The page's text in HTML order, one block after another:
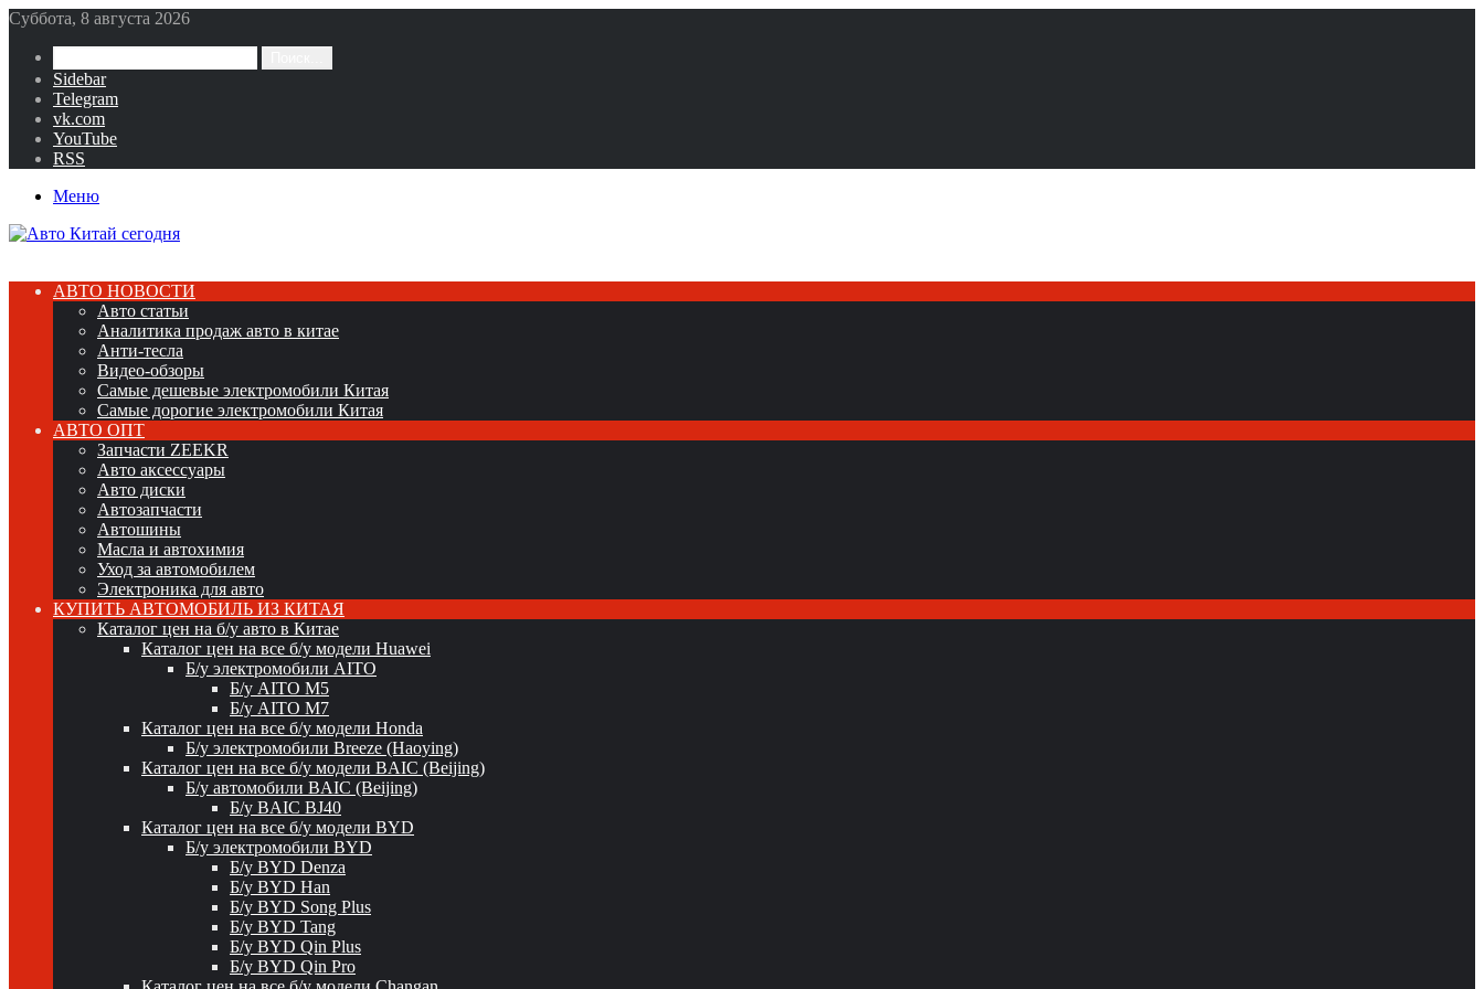
Суббота, 8 августа 2026
Sidebar
Telegram
vk.com
YouTube
RSS
Меню
АВТО НОВОСТИ
Авто статьи
Аналитика продаж авто в китае
Анти-тесла
Видео-обзоры
Самые дешевые электромобили Китая
Самые дорогие электромобили Китая
АВТО ОПТ
Запчасти ZEEKR
Авто аксессуары
Авто диски
Автозапчасти
Автошины
Масла и автохимия
Уход за автомобилем
Электроника для авто
КУПИТЬ АВТОМОБИЛЬ ИЗ КИТАЯ
Каталог цен на б/у авто в Китае
Каталог цен на все б/у модели Huawei
Б/у электромобили AITO
Б/у AITO M5
Б/у AITO M7
Каталог цен на все б/у модели Honda
Б/у электромобили Breeze (Haoying)
Каталог цен на все б/у модели BAIC (Beijing)
Б/у автомобили BAIC (Beijing)
Б/у BAIC BJ40
Каталог цен на все б/у модели BYD
Б/у электромобили BYD
Б/у BYD Denza
Б/у BYD Han
Б/у BYD Song Plus
Б/у BYD Tang
Б/у BYD Qin Plus
Б/у BYD Qin Pro